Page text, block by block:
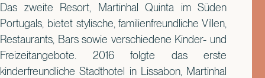
Das zweite Resort, Martinhal Quinta im Süden
Portugals, bietet stylische, familienfreundliche Villen,
Restaurants, Bars sowie verschiedene Kinder- und
Freizeitangebote. 2016 folgte das erste
kinderfreundliche Stadthotel in Lissabon, Martinhal